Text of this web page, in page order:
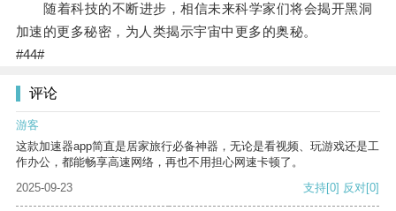
随着科技的不断进步，相信未来科学家们将会揭开黑洞
加速的更多秘密，为人类揭示宇宙中更多的奥秘。
#44#
评论
游客
这款加速器app简直是居家旅行必备神器，无论是看视频、玩游戏还是工
作办公，都能畅享高速网络，再也不用担心网速卡顿了。
2025-09-23
支持[0] 反对[0]